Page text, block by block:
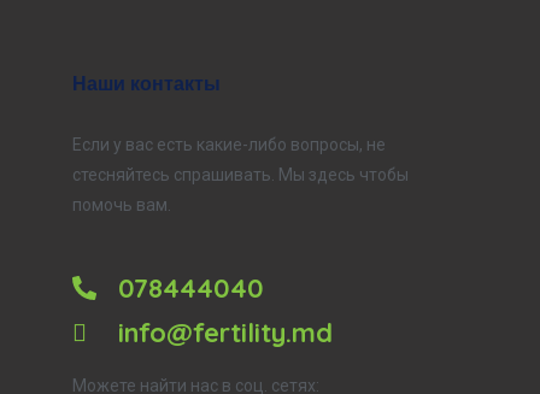
Наши контакты
Если у вас есть какие-либо вопросы, не
стесняйтесь спрашивать. Мы здесь чтобы
помочь вам.
078444040
info@fertility.md
Можете найти нас в соц. сетях: